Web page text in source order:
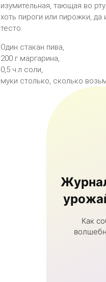
изумительная, тающая во
хоть пироги или пирожки,
тесто.
Один стакан пива,
200 г маргарина,
0,5 ч.л соли,
муки столько, сколько
Как